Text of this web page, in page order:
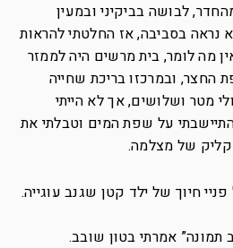
לבושה בביקיני ובמעין
נראה בסביבה, אז החלטתי להראות
מה לומר, בית מרשים היה לממזר
החצר, ובמרכזו בריכת שחייה
מטר ושלושים, אך לא הייתי
על שפת המים וטבלתי את
קליק של מצלמה.
חיוך של ילד קטן שגנב עוגייה.
תמונה” אמרתי בטון שובב.